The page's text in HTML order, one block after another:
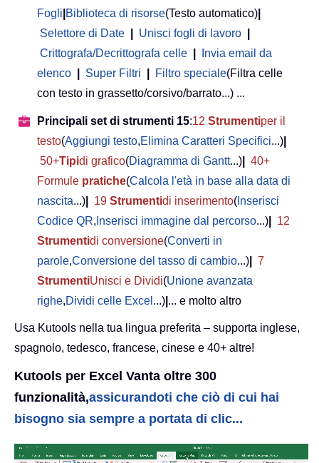
Fogli Biblioteca di risorse(Testo automatico)
Selettore di Date
Unisci fogli di lavoro
Crittografa/Decrittografa celle
Invia email da
elenco
Super Filtri Filtro speciale(Filtra celle
con testo in grassetto/corsivo/barrato...) ...
Principali set di strumenti 15:12 Strumentiper il
testo(Aggiungi testo,Elimina Caratteri Specifici...)
50+Tipidi grafico(Diagramma di Gantt...)
40+
Formule pratiche(Calcola l'età in base alla data di
nascita...) 19 Strumentidi inserimento( Inserisci
Codice QR, Inserisci immagine dal percorso...)
12
Strumentidi conversione(Converti in
parole,Conversione del tasso di cambio...)
7
StrumentiUnisci e Dividi(Unione avanzata
righe,Dividi celle Excel ...) ... e molto altro
Usa Kutools nella tua lingua preferita – supporta inglese,
spagnolo, tedesco, francese, cinese e 40+ altre!
Kutools per Excel Vanta oltre 300
funzionalità,assicurandoti che ciò di cui hai
bisogno sia sempre a portata di clic...